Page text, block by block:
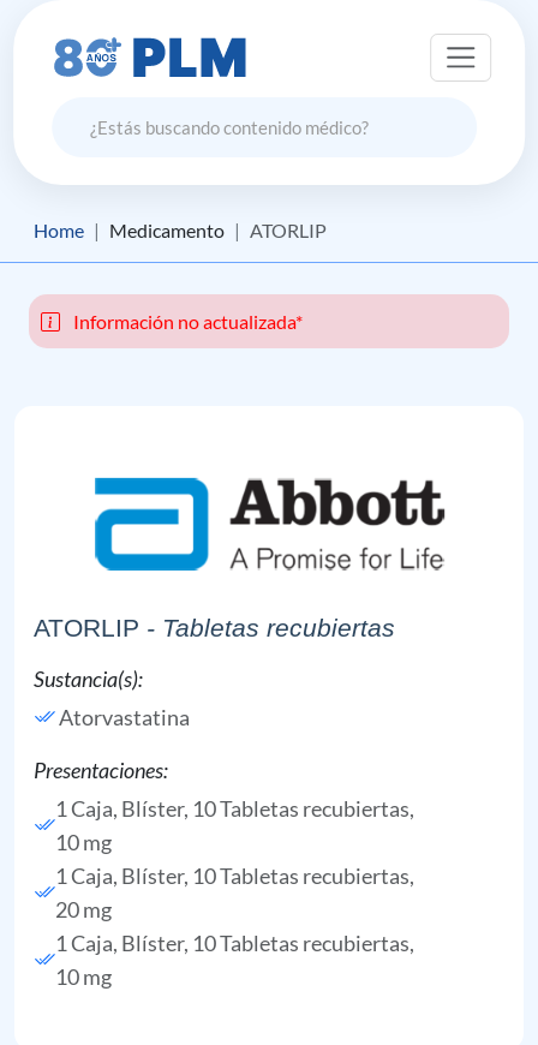
Home Medicamento ATORLIP
Información no actualizada*
ATORLIP - Tabletas recubiertas
Sustancia(s):
Atorvastatina
Presentaciones:
1 Caja, Blíster, 10 Tabletas recubiertas,
10 mg
1 Caja, Blíster, 10 Tabletas recubiertas,
20 mg
1 Caja, Blíster, 10 Tabletas recubiertas,
10 mg